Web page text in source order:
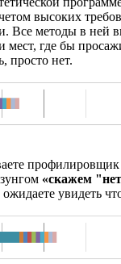
высоких
Все методы в ней
мест, где бы
просто нет.
профилировщик
«скажем
увидеть